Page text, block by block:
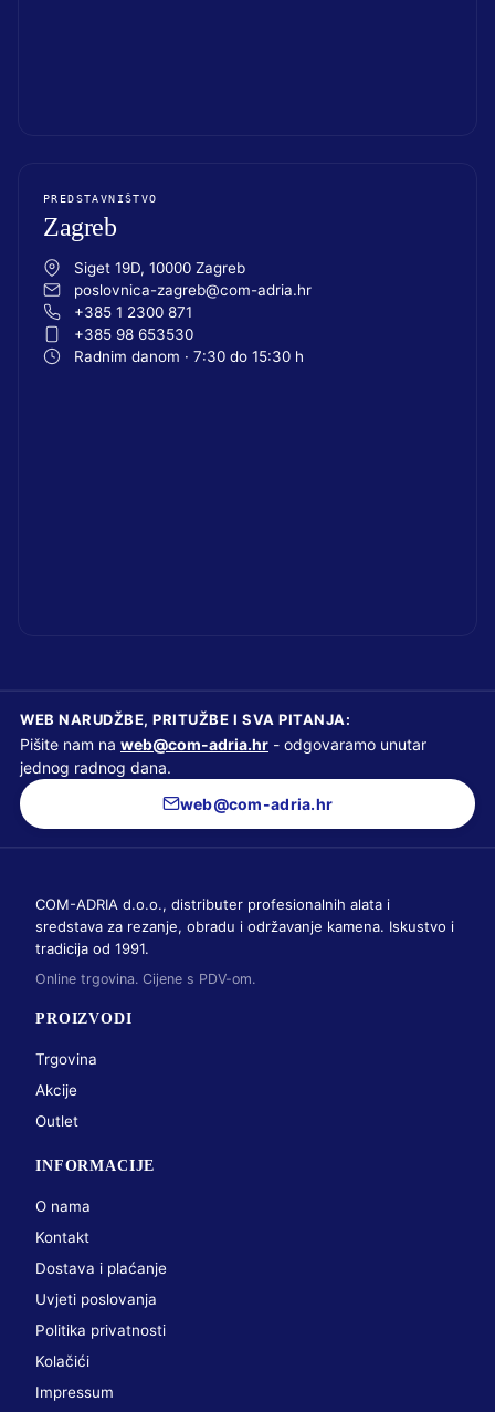
PREDSTAVNIŠTVO
Zagreb
Siget 19D, 10000 Zagreb
poslovnica-zagreb@com-adria.hr
+385 1 2300 871
+385 98 653530
Radnim danom · 7:30 do 15:30 h
WEB NARUDŽBE, PRITUŽBE I SVA PITANJA:
Pišite nam na web@com-adria.hr - odgovaramo unutar
jednog radnog dana.
web@com-adria.hr
COM-ADRIA d.o.o., distributer profesionalnih alata i
sredstava za rezanje, obradu i održavanje kamena. Iskustvo i
tradicija od 1991.
Online trgovina. Cijene s PDV-om.
PROIZVODI
Trgovina
Akcije
Outlet
INFORMACIJE
O nama
Kontakt
Dostava i plaćanje
Uvjeti poslovanja
Politika privatnosti
Kolačići
Impressum